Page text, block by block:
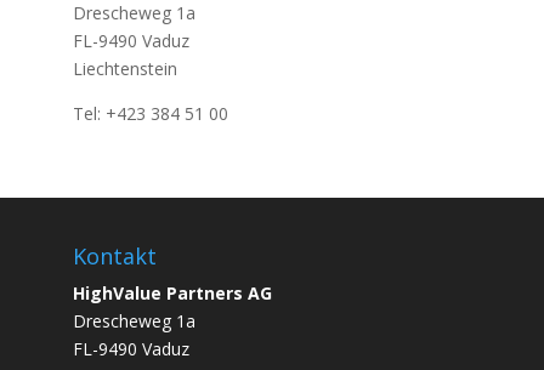
Drescheweg 1a
FL-9490 Vaduz
Liechtenstein
Tel: +423 384 51 00
Kontakt
HighValue Partners AG
Drescheweg 1a
FL-9490 Vaduz